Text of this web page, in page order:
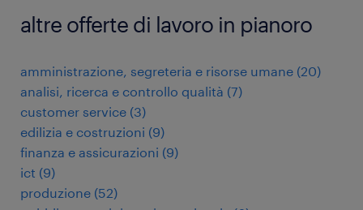
altre offerte di lavoro in pianoro
amministrazione, segreteria e risorse umane (20)
analisi, ricerca e controllo qualità (7)
customer service (3)
edilizia e costruzioni (9)
finanza e assicurazioni (9)
ict (9)
produzione (52)